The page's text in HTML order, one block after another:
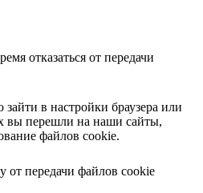
отказаться от передачи
зайти в настройки браузера или
вы перешли на наши сайты,
файлов cookie.
от передачи файлов cookie